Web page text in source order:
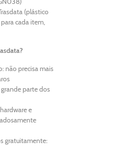
(plástico
cada item,
não precisa mais
parte dos
e
gratuitamente: